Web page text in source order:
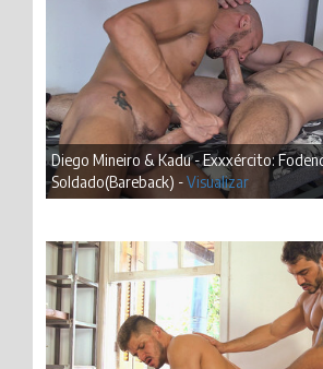
Diego Mineiro & Kadu - Exxxército:
Soldado(Bareback) -Visualizar